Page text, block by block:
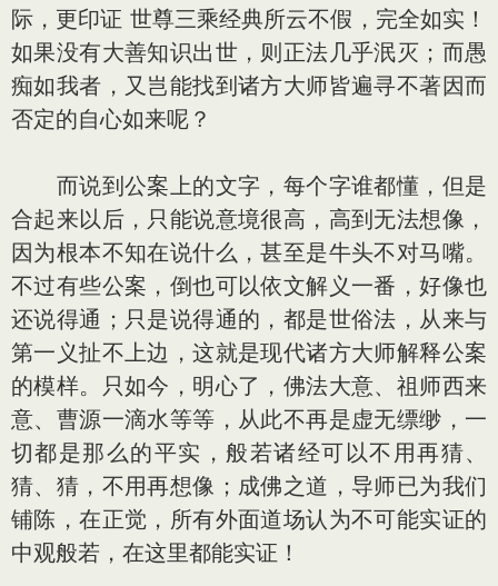
际，更印证 世尊三乘经典所云不假，完全如实！
如果没有大善知识出世，则正法几乎泯灭；而愚
痴如我者，又岂能找到诸方大师皆遍寻不著因而
否定的自心如来呢？
而说到公案上的文字，每个字谁都懂，但是
合起来以后，只能说意境很高，高到无法想像，
因为根本不知在说什么，甚至是牛头不对马嘴。
不过有些公案，倒也可以依文解义一番，好像也
还说得通；只是说得通的，都是世俗法，从来与
第一义扯不上边，这就是现代诸方大师解释公案
的模样。只如今，明心了，佛法大意、祖师西来
意、曹源一滴水等等，从此不再是虚无缥缈，一
切都是那么的平实，般若诸经可以不用再猜、
猜、猜，不用再想像；成佛之道，导师已为我们
铺陈，在正觉，所有外面道场认为不可能实证的
中观般若，在这里都能实证！